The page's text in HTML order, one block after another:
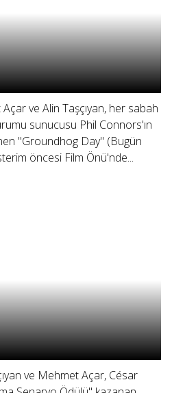
ve Alin Taşçıyan, her sabah
sunucusu Phil Connors'ın
"Groundhog Day" (Bugün
öncesi Film Önü'nde...
ve Mehmet Açar, César